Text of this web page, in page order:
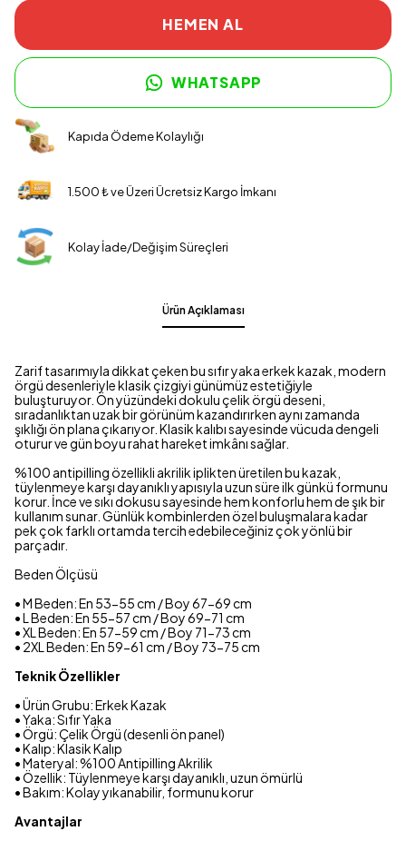
HEMEN AL
WHATSAPP
Kapıda Ödeme Kolaylığı
1.500 ₺ ve Üzeri Ücretsiz Kargo İmkanı
Kolay İade/Değişim Süreçleri
Ürün Açıklaması
Zarif tasarımıyla dikkat çeken bu sıfır yaka erkek kazak, modern
örgü desenleriyle klasik çizgiyi günümüz estetiğiyle
buluşturuyor. Ön yüzündeki dokulu çelik örgü deseni,
sıradanlıktan uzak bir görünüm kazandırırken aynı zamanda
şıklığı ön plana çıkarıyor. Klasik kalıbı sayesinde vücuda dengeli
oturur ve gün boyu rahat hareket imkânı sağlar.
%100 antipilling özellikli akrilik iplikten üretilen bu kazak,
tüylenmeye karşı dayanıklı yapısıyla uzun süre ilk günkü formunu
korur. İnce ve sıkı dokusu sayesinde hem konforlu hem de şık bir
kullanım sunar. Günlük kombinlerden özel buluşmalara kadar
pek çok farklı ortamda tercih edebileceğiniz çok yönlü bir
parçadır.
Beden Ölçüsü
• M Beden: En 53-55 cm / Boy 67-69 cm
• L Beden: En 55-57 cm / Boy 69-71 cm
• XL Beden: En 57-59 cm / Boy 71-73 cm
• 2XL Beden: En 59-61 cm / Boy 73-75 cm
Teknik Özellikler
• Ürün Grubu: Erkek Kazak
• Yaka: Sıfır Yaka
• Örgü: Çelik Örgü (desenli ön panel)
• Kalıp: Klasik Kalıp
• Materyal: %100 Antipilling Akrilik
• Özellik: Tüylenmeye karşı dayanıklı, uzun ömürlü
• Bakım: Kolay yıkanabilir, formunu korur
Avantajlar